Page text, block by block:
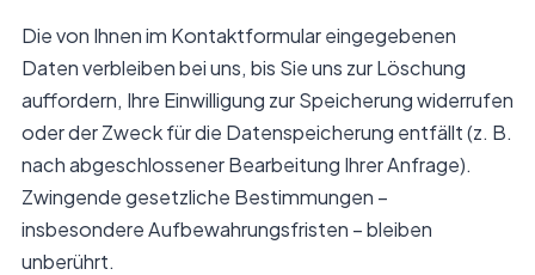
Die von Ihnen im Kontaktformular eingegebenen
Daten verbleiben bei uns, bis Sie uns zur Löschung
auffordern, Ihre Einwilligung zur Speicherung widerrufen
oder der Zweck für die Datenspeicherung entfällt (z. B.
nach abgeschlossener Bearbeitung Ihrer Anfrage).
Zwingende gesetzliche Bestimmungen –
insbesondere Aufbewahrungsfristen – bleiben
unberührt.